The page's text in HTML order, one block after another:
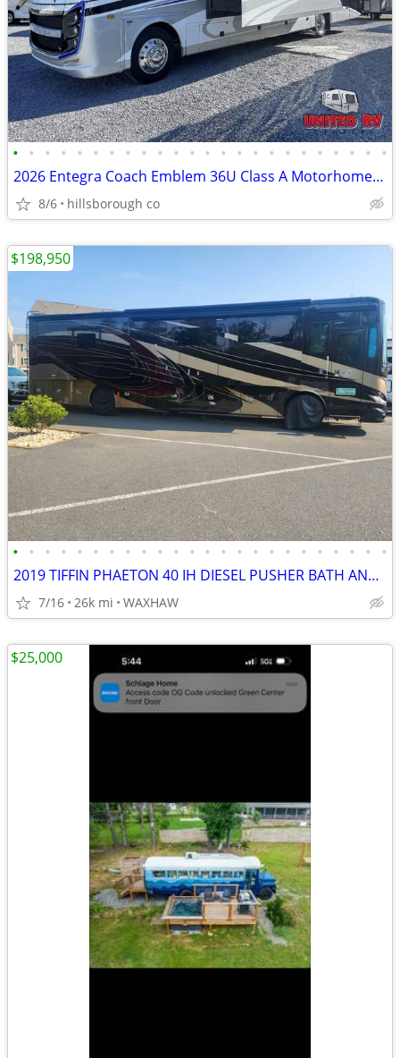
• • • • • • • • • • • • • • • • • • • • • • • •
2026 Entegra Coach Emblem 36U Class A Motorhome – Bath & Half – Luxury
8/6 hillsborough co
• • • • • • • • • • • • • • • • • • • • • • • •
2019 TIFFIN PHAETON 40 IH DIESEL PUSHER BATH AND 1/2
7/16 26k mi WAXHAW
$198,950
$25,000